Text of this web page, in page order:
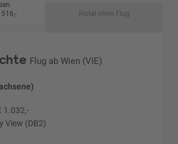
Hotel ohne Flug
Flug ab Wien (VIE)
1.032,-
View (DB2)